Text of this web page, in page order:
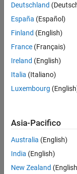
Deutschland
España (Español)
Finland (English)
France (Français)
Ireland (English)
Italia (Italiano)
Luxembourg
Asia-Pacifico
Australia (English)
India (English)
New Zealand
Antipirateria
© 1994-2026 The